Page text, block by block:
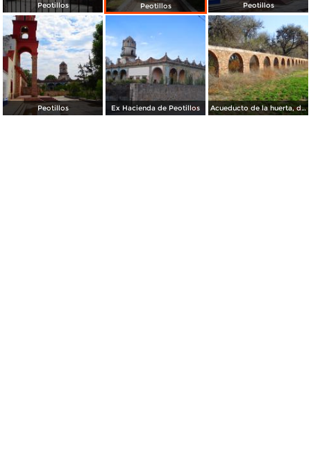
Peotillos Peotillos Peotillos
Peotillos Ex Hacienda de Peotillos Acueducto de la huerta, de la ex Hacienda de Peotillos